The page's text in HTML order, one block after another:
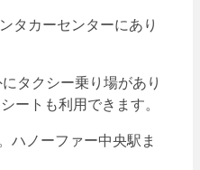
タカーセンターにあり
タクシー乗り場があり
ートも利用できます。
ハノーファー中央駅ま